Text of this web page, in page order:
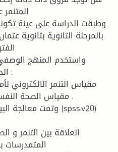
بالمرحلة الثانوية بثانوية
المتمدرسات